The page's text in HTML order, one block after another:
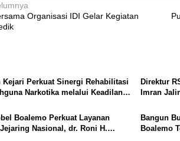
Organisasi IDI Gelar Kegiatan
Kejari Perkuat Sinergi Rehabilitasi
Narkotika melalui Keadilan
Direktur
Imran
Boalemo Perkuat Layanan
Nasional, dr. Roni H.
Bangun
Boalemo